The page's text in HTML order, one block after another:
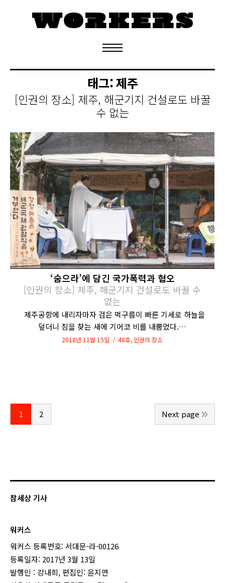
정기구독 신청
태그:제주
[인권의 장소] 제주, 해군기지 건설로도 바꿀
수 없는
‘숨으라’에 담긴 국가폭력과 혐오
[인권의 장소] 제주, 해군기지 건설로도 바꿀 수
없는
제주공항에 내리자마자 검은 먹구름이 빠른 기세로 하늘을
덮더니 짐을 찾는 새에 기어코 비를 내뿜었다.…
2018년 11월 15일 48호, 인권의 장소
1 2 Next page
참세상 기사
워커스
워커스 등록번호: 서대문-라-00126
등록일자: 2017년 3월 13일
발행인 : 강내희, 편집인: 윤지연